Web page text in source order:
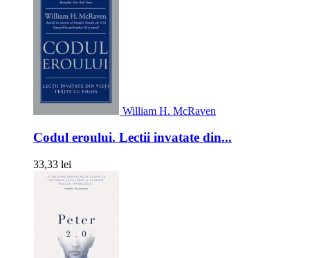
William H. McRaven
Codul eroului. Lectii invatate din...
33,33 lei